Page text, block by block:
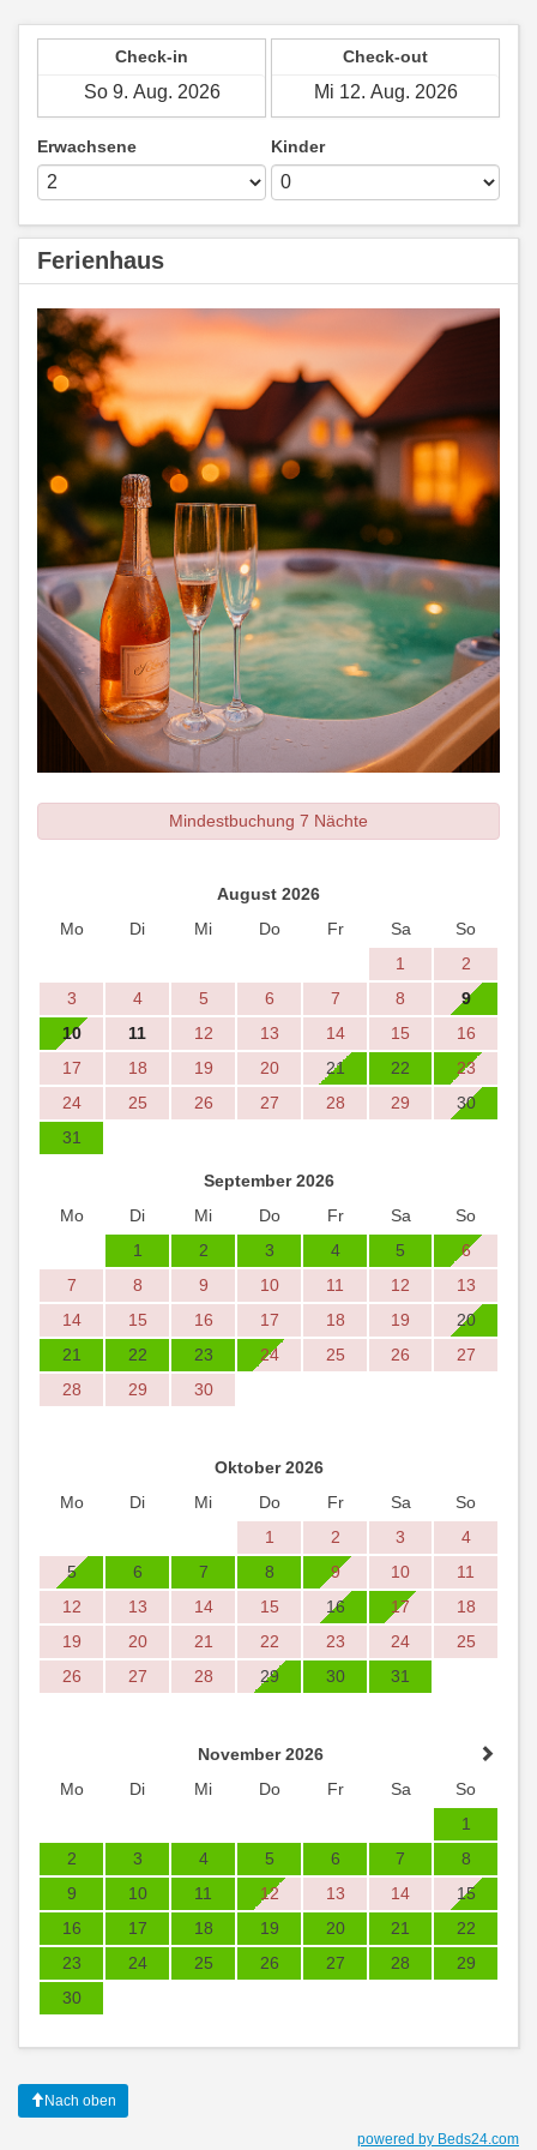
Check-in Check-out
Erwachsene Kinder
Ferienhaus
Mindestbuchung 7 Nächte
August 2026
Mo
Di Mi Do Fr Sa
So
1
2
3
4 5 6 7 8
9
10
11 12 13 14 15
16
17
18 19 20 21 22
23
24
25 26 27 28 29
30
31
September 2026
Mo
Di Mi Do Fr Sa
So
1
2 3 4 5
6
7
8 9 10 11 12
13
14
15 16 17 18 19
20
21
22 23 24 25 26
27
28
29 30
Oktober 2026
Mo
Di Mi Do Fr Sa
So
1
2 3
4
5
6 7 8 9 10
11
12
13 14 15 16 17
18
19
20 21 22 23 24
25
26
27 28 29 30 31
November 2026
Mo
Di Mi Do Fr Sa
So
1
2
3 4 5 6 7
8
9
10 11 12 13 14
15
16
17 18 19 20 21
22
23
24 25 26 27 28
29
30
Nach oben
powered by Beds24.com